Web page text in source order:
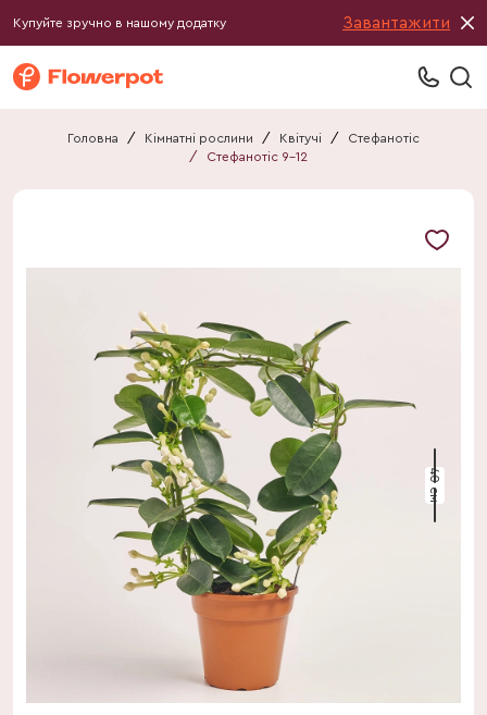
Купуйте зручно в нашому додатку Завантажити
Головна / Кімнатні рослини / Квітучі /
Стефанотіс
/
Стефанотіс 9-12
40 см